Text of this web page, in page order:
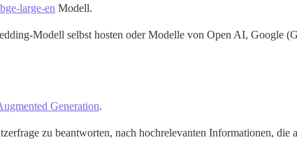
bge-large-en Modell.
Modell selbst hosten oder Modelle von Open AI, Google
Generation.
zu beantworten, nach hochrelevanten Informationen, die